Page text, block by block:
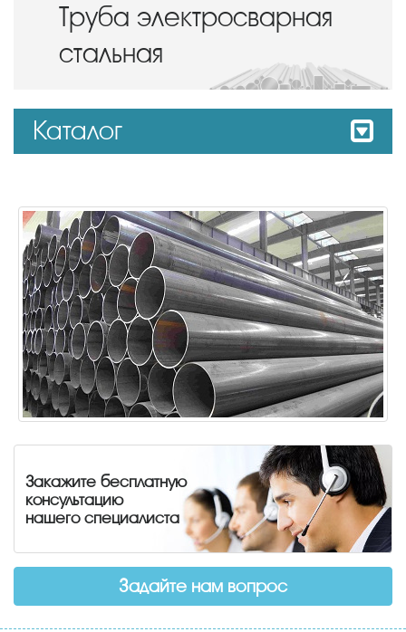
Труба электросварная
стальная
Каталог
Закажите бесплатную
консультацию
нашего специалиста
Задайте нам вопрос